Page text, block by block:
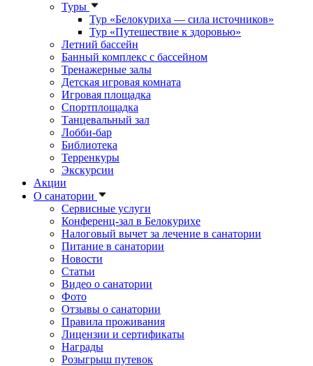
Туры
Тур «Белокуриха — сила источников»
Тур «Путешествие к здоровью»
Летний бассейн
Банный комплекс с бассейном
Тренажерные залы
Детская игровая комната
Игровая площадка
Спортплощадка
Танцевальный зал
Лобби-бар
Библиотека
Терренкуры
Экскурсии
Акции
О санатории
Сервисные услуги
Конференц-зал в Белокурихе
Налоговый вычет за лечение в санатории
Питание в санатории
Новости
Статьи
Видео о санатории
Фото
Отзывы о санатории
Правила проживания
Лицензии и сертификаты
Награды
Розыгрыш путевок